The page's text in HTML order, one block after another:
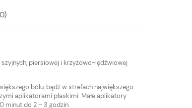
piersiowej i krzyżowo-lędźwiowej
bólu, bądź w strefach największego
aplikatorami płaskimi. Małe aplikatory
minut do 2 – 3 godzin.